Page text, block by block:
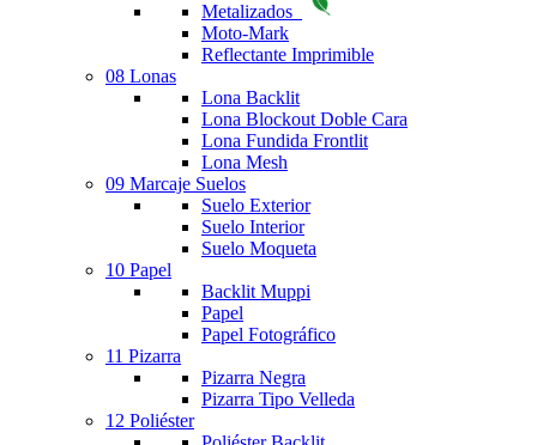
Metalizados
Moto-Mark
Reflectante Imprimible
08 Lonas
Lona Backlit
Lona Blockout Doble Cara
Lona Fundida Frontlit
Lona Mesh
09 Marcaje Suelos
Suelo Exterior
Suelo Interior
Suelo Moqueta
10 Papel
Backlit Muppi
Papel
Papel Fotográfico
11 Pizarra
Pizarra Negra
Pizarra Tipo Velleda
12 Poliéster